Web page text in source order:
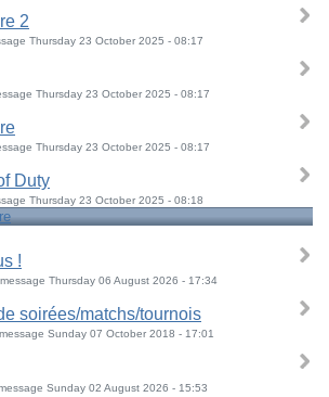
2
Thursday 23 October 2025 - 08:17
Thursday 23 October 2025 - 08:17
Thursday 23 October 2025 - 08:17
Duty
Thursday 23 October 2025 - 08:18
!
Thursday 06 August 2026 - 17:34
soirées/matchs/tournois
Sunday 07 October 2018 - 17:01
Sunday 02 August 2026 - 15:53